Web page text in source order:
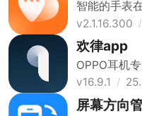
智能的手表
v2.1.16.300
欢律app
OPPO耳机
v16.9.1
屏幕方向